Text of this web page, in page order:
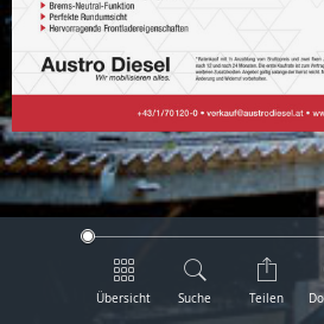
Übersicht Suche Teilen